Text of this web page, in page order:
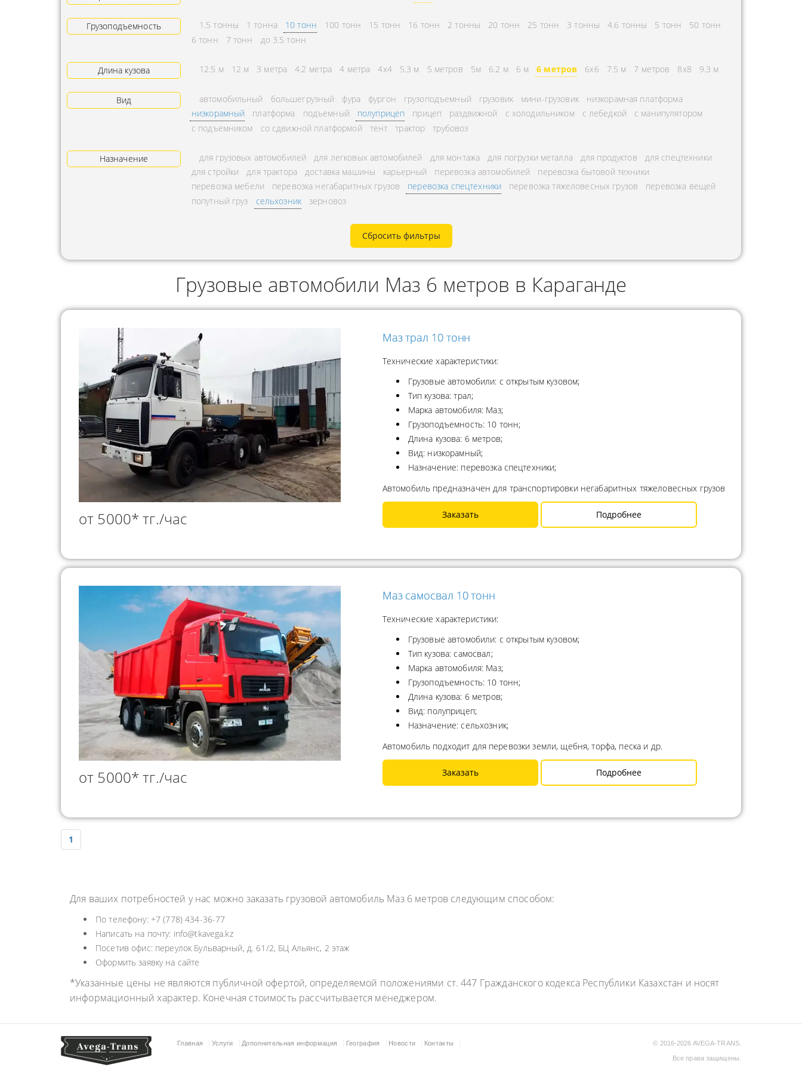
АРЕНДА ТРАКТОРА
УСЛУГИ АВТОКРАНА
АВИАПЕРЕВОЗКА
ГРУЗОПЕРЕВОЗКИ
ПЕРЕВОЗКИ
ИНДИВИДУАЛЬНЫЕ
ГРУЗОПЕРЕВОЗКИ
ПЕРЕВОЗКИ
ЭКСПЕДИТОРА
ПЕРЕВОЗКА МУКИ
РАССЧИТАТЬ РАССТОЯНИЕ
ОХРАНА ГРУЗА
ПЕРЕВОЗКА КИСЛОРОДНЫХ
БАЛЛОНОВ
ПЕРЕВОЗКА
НЕФТЕПРОДУКТОВ
ГОРОДСКИЕ
МЕЖДУГОРОДНЫЕ
ПЕРЕВОЗКИ В БЕЛАРУСЬ
ПЕРЕВОЗКИ В
Грузоподъемность 1.5 тонны 1 тонна 10 тонн 100 тонн 15 тонн 16 тонн 2 тонны 20 тонн 25 тонн 3 тонны 4.6 тонны 5 тонн
50 тонн
6 тонн
7 тонн до 3.5 тонн
Длина кузова 12.5 м 12 м 3 метра 4.2 метра 4 метра 4x4 5.3 м 5 метров 5м 6.2 м 6 м 6 метров 6х6 7.5 м 7 метров 8х8 9.3 м
Вид автомобильный большегрузный фура фургон грузоподъемный грузовик мини-грузовик
низкорамная платформа
низкорамный
платформа подъемный полуприцеп прицеп раздвижной с холодильником с лебедкой
с манипулятором
с подъемником
со сдвижной платформой тент трактор трубовоз
Назначение для грузовых автомобилей для легковых автомобилей для монтажа для погрузки металла для продуктов
для спецтехники
для стройки
для трактора доставка машины карьерный перевозка автомобилей
перевозка бытовой техники
перевозка мебели
перевозка негабаритных грузов перевозка спецтехники перевозка тяжеловесных грузов
перевозка вещей
попутный груз
сельхозник зерновоз
Сбросить фильтры
Грузовые автомобили Маз 6 метров в Караганде
от 5000* тг./час
Маз трал 10 тонн
Технические характеристики:
Грузовые автомобили: с открытым кузовом;
Тип кузова: трал;
Марка автомобиля: Маз;
Грузоподъемность: 10 тонн;
Длина кузова: 6 метров;
Вид: низкорамный;
Назначение: перевозка спецтехники;
Автомобиль предназначен для транспортировки негабаритных тяжеловесных грузов
Заказать Подробнее
от 5000* тг./час
Маз самосвал 10 тонн
Технические характеристики:
Грузовые автомобили: с открытым кузовом;
Тип кузова: самосвал;
Марка автомобиля: Маз;
Грузоподъемность: 10 тонн;
Длина кузова: 6 метров;
Вид: полуприцеп;
Назначение: сельхозник;
Автомобиль подходит для перевозки земли, щебня, торфа, песка и др.
Заказать Подробнее
1
Для ваших потребностей у нас можно заказать грузовой автомобиль Маз 6 метров следующим способом:
По телефону: +7 (778) 434-36-77
Написать на почту: info@tkavega.kz
Посетив офис: переулок Бульварный, д. 61/2, БЦ Альянс, 2 этаж
Оформить заявку на сайте
*Указанные цены не являются публичной офертой, определяемой положениями ст. 447 Гражданского кодекса Республики Казахстан и носят
информационный характер. Конечная стоимость рассчитывается менеджером.
Главная Услуги Дополнительная информация География Новости Контакты © 2016-2026 AVEGA-TRANS.
Все права защищены.